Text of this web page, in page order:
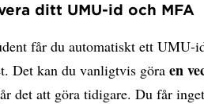
ditt UMU-id och MFA
får du automatiskt ett UMU-
Det kan du vanligtvis göra en
det att göra tidigare. Du får